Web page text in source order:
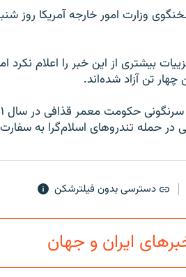
وزارت امور خارجه آمريکا روز
بيشتری از اين خبر را اعلام نکرد
چهار تن آزاد شده‌اند.
در حمله تندروهای اسلام‌گرا به
دسترسی بدون فیلترشکن
ایران و جهان